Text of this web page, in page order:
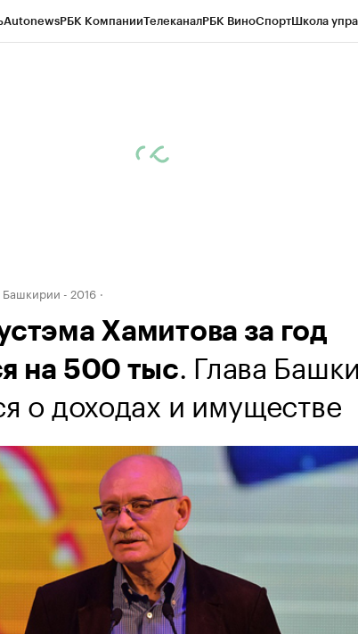
AutonewsРБК КомпанииТелеканалРБК ВиноСпортШкола
- 2016
Хамитова за год
на 500 тыс. Глава
о доходах и имуществе